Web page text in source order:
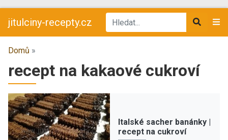
jitulciny-recepty.cz
Domů »
recept na kakaové cukroví
Italské sacher banánky |
recept na cukroví